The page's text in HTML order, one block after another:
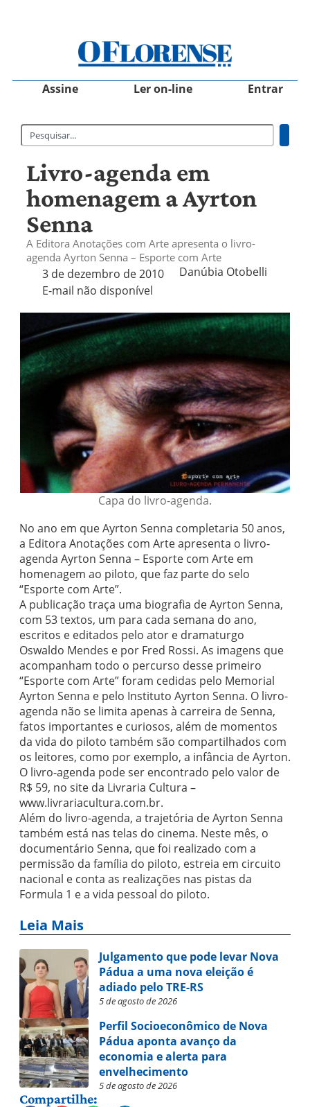
Assine Ler on-line Entrar
Livro-agenda em
homenagem a Ayrton
Senna
A Editora Anotações com Arte apresenta o livro-
agenda Ayrton Senna – Esporte com Arte
3 de dezembro de 2010
Danúbia Otobelli 
E-mail não disponível
Capa do livro-agenda.
No ano em que Ayrton Senna completaria 50 anos,
a Editora Anotações com Arte apresenta o livro-
agenda Ayrton Senna – Esporte com Arte em
homenagem ao piloto, que faz parte do selo
“Esporte com Arte”.
A publicação traça uma biografia de Ayrton Senna,
com 53 textos, um para cada semana do ano,
escritos e editados pelo ator e dramaturgo
Oswaldo Mendes e por Fred Rossi. As imagens que
acompanham todo o percurso desse primeiro
“Esporte com Arte” foram cedidas pelo Memorial
Ayrton Senna e pelo Instituto Ayrton Senna. O livro-
agenda não se limita apenas à carreira de Senna,
fatos importantes e curiosos, além de momentos
da vida do piloto também são compartilhados com
os leitores, como por exemplo, a infância de Ayrton.
O livro-agenda pode ser encontrado pelo valor de
R$ 59, no site da Livraria Cultura –
www.livrariacultura.com.br.
Além do livro-agenda, a trajetória de Ayrton Senna
também está nas telas do cinema. Neste mês, o
documentário Senna, que foi realizado com a
permissão da família do piloto, estreia em circuito
nacional e conta as realizações nas pistas da
Formula 1 e a vida pessoal do piloto.
Leia Mais
Julgamento que pode levar Nova
Pádua a uma nova eleição é
adiado pelo TRE-RS
5 de agosto de 2026
Perfil Socioeconômico de Nova
Pádua aponta avanço da
economia e alerta para
envelhecimento
5 de agosto de 2026
Compartilhe: